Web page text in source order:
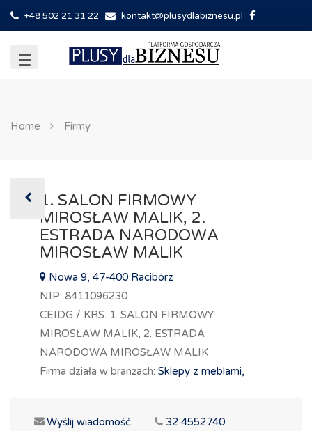
+48 502 21 31 22 kontakt@plusydlabiznesu.pl
Home Firmy
1. SALON FIRMOWY
MIROSŁAW MALIK, 2.
ESTRADA NARODOWA
MIROSŁAW MALIK
Nowa 9, 47-400 Racibórz
NIP: 8411096230
CEIDG / KRS: 1. SALON FIRMOWY
MIROSŁAW MALIK, 2. ESTRADA
NARODOWA MIROSŁAW MALIK
Firma działa w branżach: Sklepy z meblami,
Wyślij wiadomość
32 4552740